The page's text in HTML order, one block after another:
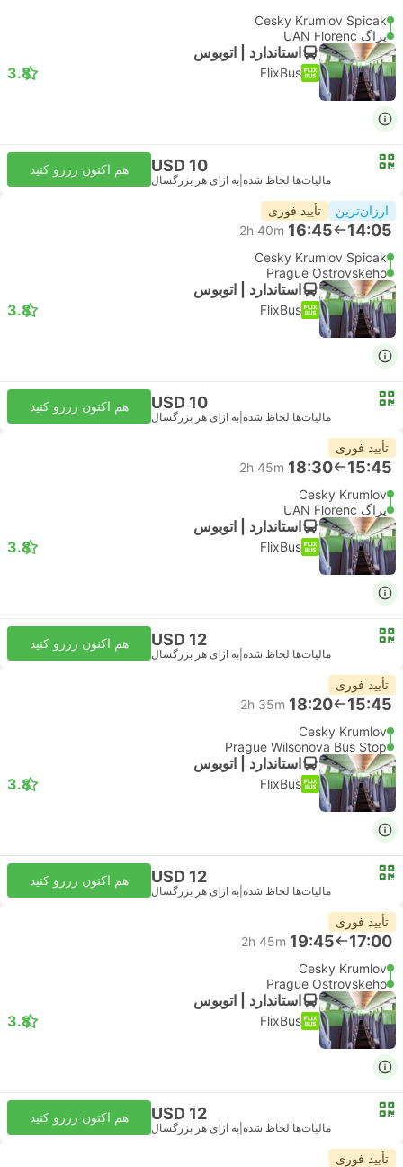
Cesky Krumlov Spicak
پراگ UAN Florenc
استاندارد | اتوبوس
FlixBus
3.8
USD 10
مالیات‌ها لحاظ شده به ازای هر بزرگسال
هم اکنون رزرو کنید
ارزان‌ترین تأیید فوری
14:05
16:45
2h 40m
Cesky Krumlov Spicak
Prague Ostrovskeho
استاندارد | اتوبوس
FlixBus
3.8
USD 10
مالیات‌ها لحاظ شده به ازای هر بزرگسال
هم اکنون رزرو کنید
تأیید فوری
15:45
18:30
2h 45m
Cesky Krumlov
پراگ UAN Florenc
استاندارد | اتوبوس
FlixBus
3.8
USD 12
مالیات‌ها لحاظ شده به ازای هر بزرگسال
هم اکنون رزرو کنید
تأیید فوری
15:45
18:20
2h 35m
Cesky Krumlov
Prague Wilsonova Bus Stop
استاندارد | اتوبوس
FlixBus
3.8
USD 12
مالیات‌ها لحاظ شده به ازای هر بزرگسال
هم اکنون رزرو کنید
تأیید فوری
17:00
19:45
2h 45m
Cesky Krumlov
Prague Ostrovskeho
استاندارد | اتوبوس
FlixBus
3.8
USD 12
مالیات‌ها لحاظ شده به ازای هر بزرگسال
هم اکنون رزرو کنید
تأیید فوری